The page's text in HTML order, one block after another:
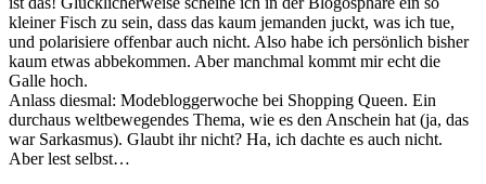
kleiner Fisch zu sein, dass das kaum jemanden juckt, was ich tue,
und polarisiere offenbar auch nicht. Also habe ich persönlich bisher
kaum etwas abbekommen. Aber manchmal kommt mir echt die
Galle hoch.
Anlass diesmal: Modebloggerwoche bei Shopping Queen. Ein
durchaus weltbewegendes Thema, wie es den Anschein hat (ja, das
war Sarkasmus). Glaubt ihr nicht? Ha, ich dachte es auch nicht.
Aber lest selbst…